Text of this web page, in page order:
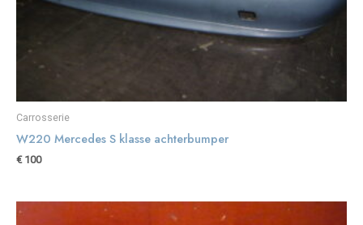
Carrosserie
W220 Mercedes S klasse achterbumper
€100